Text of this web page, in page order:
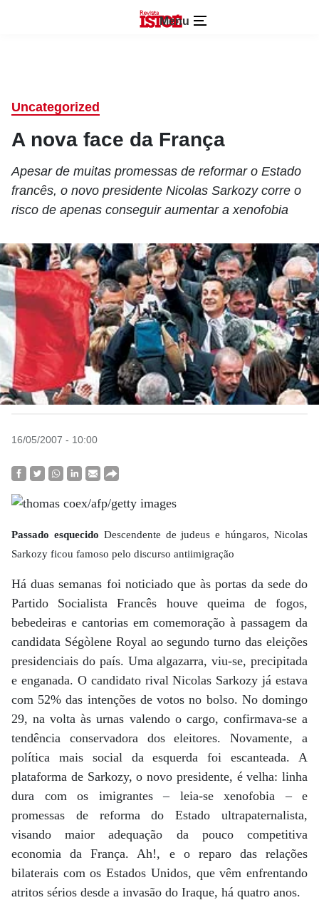
Menu
Uncategorized
A nova face da França
Apesar de muitas promessas de reformar o Estado
francês, o novo presidente Nicolas Sarkozy corre o
risco de apenas conseguir aumentar a xenofobia
16/05/2007 - 10:00
Passado esquecido Descendente de judeus e húngaros, Nicolas
Sarkozy ficou famoso pelo discurso antiimigração
Há duas semanas foi noticiado que às portas da sede do
Partido Socialista Francês houve queima de fogos,
bebedeiras e cantorias em comemoração à passagem da
candidata Ségòlene Royal ao segundo turno das eleições
presidenciais do país. Uma algazarra, viu-se, precipitada
e enganada. O candidato rival Nicolas Sarkozy já estava
com 52% das intenções de votos no bolso. No domingo
29, na volta às urnas valendo o cargo, confirmava-se a
tendência conservadora dos eleitores. Novamente, a
política mais social da esquerda foi escanteada. A
plataforma de Sarkozy, o novo presidente, é velha: linha
dura com os imigrantes – leia-se xenofobia – e
promessas de reforma do Estado ultrapaternalista,
visando maior adequação da pouco competitiva
economia da França. Ah!, e o reparo das relações
bilaterais com os Estados Unidos, que vêm enfrentando
atritos sérios desde a invasão do Iraque, há quatro anos.